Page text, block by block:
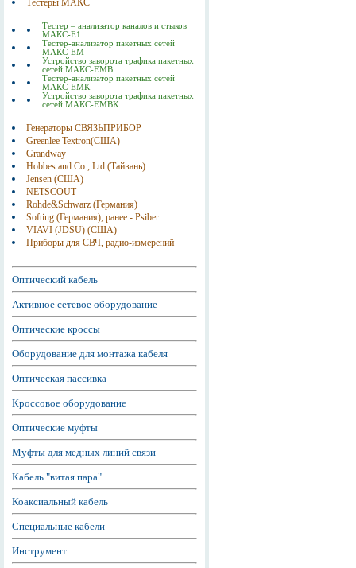
Тестер – анализатор каналов и стыков
МАКС-Е1
Тестер-анализатор пакетных сетей
МАКС-ЕМ
Устройство заворота трафика пакетных
сетей МАКС-ЕМВ
Тестер-анализатор пакетных сетей
МАКС-ЕМК
Устройство заворота трафика пакетных
сетей МАКС-ЕМВК
Генераторы СВЯЗЬПРИБОР
Greenlee Textron(США)
Grandway
Hobbes and Co., Ltd (Тайвань)
Jensen (США)
NETSCOUT
Rohde&Schwarz (Германия)
Softing (Германия), ранее - Psiber
VIAVI (JDSU) (США)
Приборы для СВЧ, радио-измерений
Оптический кабель
Активное сетевое оборудование
Оптические кроссы
Оборудование для монтажа кабеля
Оптическая пассивка
Кроссовое оборудование
Оптические муфты
Муфты для медных линий связи
Кабель "витая пара"
Коаксиальный кабель
Специальные кабели
Инструмент